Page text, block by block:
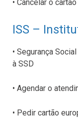
• Cancelar o
ISS –
• Segurança
à SSD
• Agendar o
• Pedir cartão